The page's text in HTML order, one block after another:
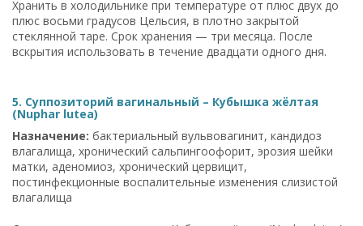
Хранить в холодильнике при температуре от плюс двух до
плюс восьми градусов Цельсия, в плотно закрытой
стеклянной таре. Срок хранения — три месяца. После
вскрытия использовать в течение двадцати одного дня.
5. Суппозиторий вагинальный – Кубышка жёлтая
(Nuphar lutea)
Назначение: бактериальный вульвовагинит, кандидоз
влагалища, хронический сальпингоофорит, эрозия шейки
матки, аденомиоз, хронический цервицит,
постинфекционные воспалительные изменения слизистой
влагалища